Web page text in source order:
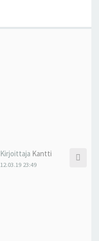
Kirjoittaja Kantti
12.03.19 23:49